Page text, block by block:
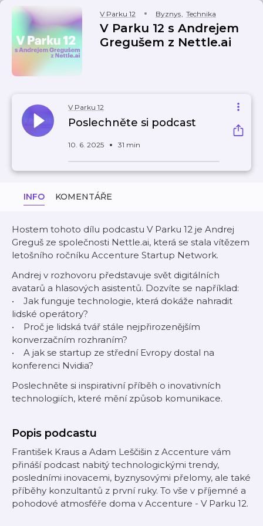
V Parku 12 Byznys, Technika
V Parku 12 s Andrejem
Gregušem z Nettle.ai
V Parku 12
Poslechněte si podcast
10. 6. 2025 31 min
INFO KOMENTÁŘE
Hostem tohoto dílu podcastu V Parku 12 je Andrej
Greguš ze společnosti Nettle.ai, která se stala vítězem
letošního ročníku Accenture Startup Network.
Andrej v rozhovoru představuje svět digitálních
avatarů a hlasových asistentů. Dozvíte se například:
• Jak funguje technologie, která dokáže nahradit
lidské operátory?
• Proč je lidská tvář stále nejpřirozenějším
konverzačním rozhraním?
• A jak se startup ze střední Evropy dostal na
konferenci Nvidia?
Poslechněte si inspirativní příběh o inovativních
technologiích, které mění způsob komunikace.
Popis podcastu
František Kraus a Adam Leščišin z Accenture vám
přináší podcast nabitý technologickými trendy,
posledními inovacemi, byznysovými přelomy, ale také
příběhy konzultantů z první ruky. To vše v příjemné a
pohodové atmosféře doma v Accenture - V Parku 12.